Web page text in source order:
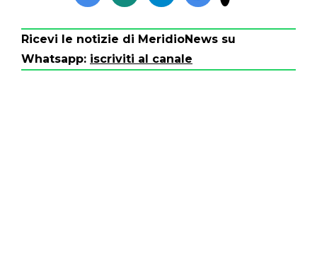
Ricevi le notizie di MeridioNews su
Whatsapp: iscriviti al canale